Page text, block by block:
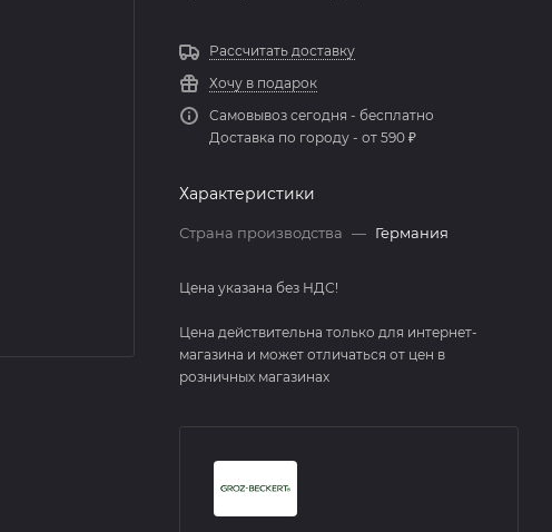
Рассчитать доставку
Хочу в подарок
Самовывоз сегодня - бесплатно
Доставка по городу - от 590 ₽
Характеристики
Страна производства — Германия
Цена указана без НДС!
Цена действительна только для интернет-
магазина и может отличаться от цен в
розничных магазинах